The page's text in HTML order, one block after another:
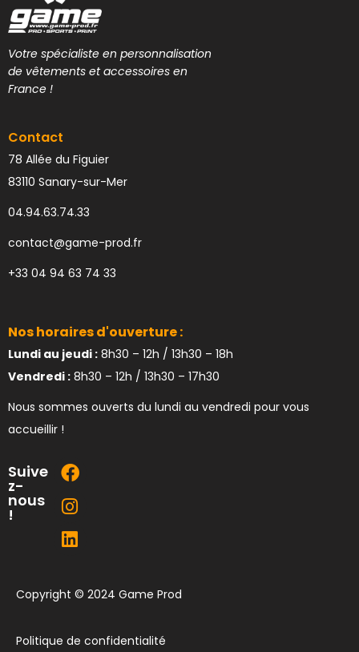
Votre spécialiste en personnalisation
de vêtements et accessoires en
France !
Contact
78 Allée du Figuier
83110 Sanary-sur-Mer
04.94.63.74.33
contact@game-prod.fr
+33 04 94 63 74 33
Nos horaires d'ouverture :
Lundi au jeudi : 8h30 – 12h / 13h30 – 18h
Vendredi : 8h30 – 12h / 13h30 – 17h30
Nous sommes ouverts du lundi au vendredi pour vous
accueillir !
Suive
z-
nous
!
Copyright © 2024 Game Prod
Politique de confidentialité